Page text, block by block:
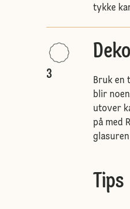
tykke
3
Bruk en
blir
utover
på med
Tips